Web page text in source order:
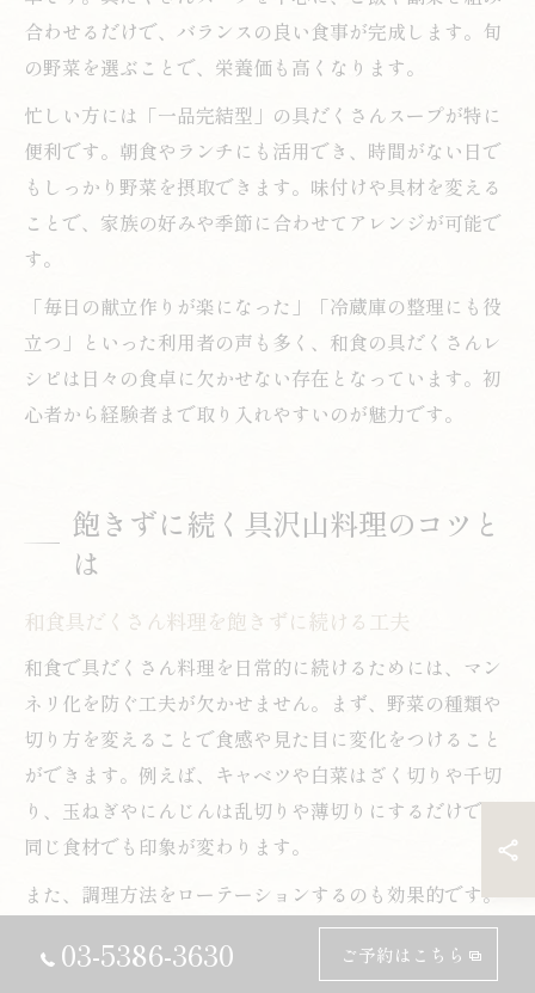
合わせるだけで、バランスの良い食事が完成します。旬
の野菜を選ぶことで、栄養価も高くなります。
忙しい方には「一品完結型」の具だくさんスープが特に
便利です。朝食やランチにも活用でき、時間がない日で
もしっかり野菜を摂取できます。味付けや具材を変える
ことで、家族の好みや季節に合わせてアレンジが可能で
す。
「毎日の献立作りが楽になった」「冷蔵庫の整理にも役
立つ」といった利用者の声も多く、和食の具だくさんレ
シピは日々の食卓に欠かせない存在となっています。初
心者から経験者まで取り入れやすいのが魅力です。
飽きずに続く具沢山料理のコツと
は
和食具だくさん料理を飽きずに続ける工夫
和食で具だくさん料理を日常的に続けるためには、マン
ネリ化を防ぐ工夫が欠かせません。まず、野菜の種類や
切り方を変えることで食感や見た目に変化をつけること
ができます。例えば、キャベツや白菜はざく切りや千切
り、玉ねぎやにんじんは乱切りや薄切りにするだけで、
同じ食材でも印象が変わります。
また、調理方法をローテーションするのも効果的です。
煮物や炒め物、スープなど調理法を変えると、それぞれ
の野菜の旨味や食感を楽しめます。冷蔵庫に余っている
03-5386-3630 ご予約はこちら